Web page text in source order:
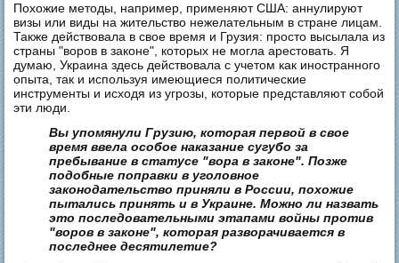
Похожие методы, например, применяют США: аннулируют
визы или виды на жительство нежелательным в стране лицам.
Также действовала в свое время и Грузия: проcто высылала из
страны "воров в законе", которых не могла арестовать. Я
думаю, Украина здесь действовала с учетом как иностранного
опыта, так и используя имеющиеся политические
инструменты и исходя из угрозы, которые представляют собой
эти люди.
Вы упомянули Грузию, которая первой в свое
время ввела особое наказание сугубо за
пребывание в статусе "вора в законе". Позже
подобные поправки в уголовное
законодательство приняли в России, похожие
пытались принять и в Украине. Можно ли назвать
это последовательными этапами войны против
"воров в законе", которая разворачивается в
последнее десятилетие?